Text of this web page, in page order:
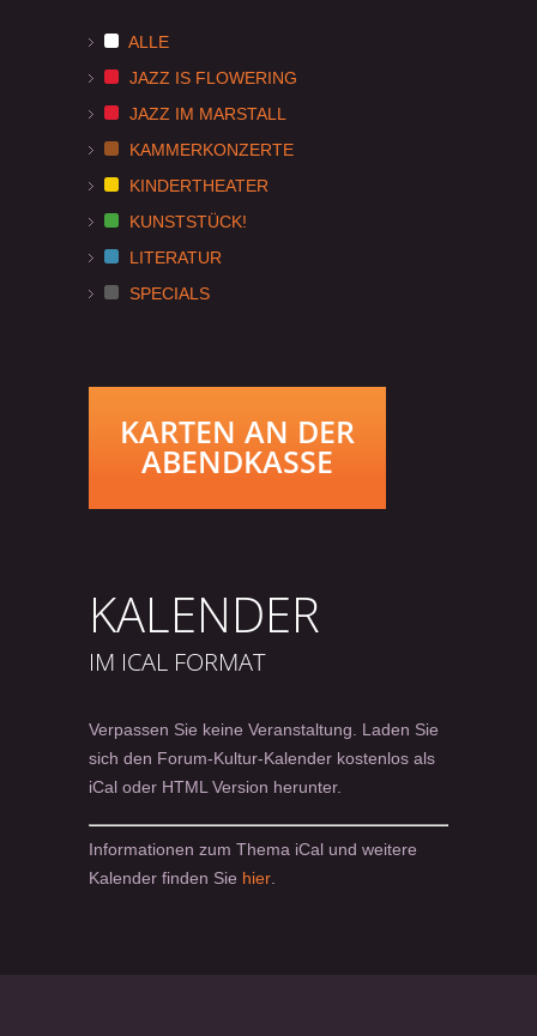
ALLE
JAZZ IS FLOWERING
JAZZ IM MARSTALL
KAMMERKONZERTE
KINDERTHEATER
KUNSTSTÜCK!
LITERATUR
SPECIALS
KARTEN AN DER
ABENDKASSE
KALENDER
IM ICAL FORMAT
Verpassen Sie keine Veranstaltung. Laden Sie
sich den Forum-Kultur-Kalender kostenlos als
iCal oder HTML Version herunter.
Informationen zum Thema iCal und weitere
Kalender finden Sie hier